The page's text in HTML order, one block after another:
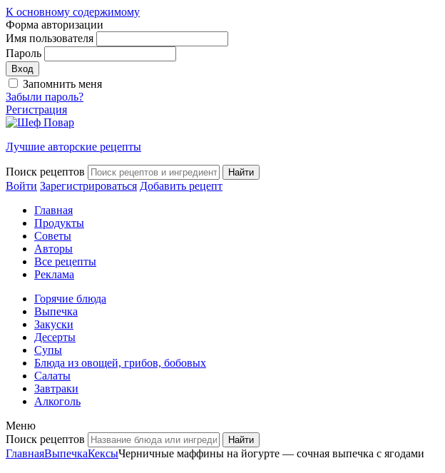
К основному содержимому
Форма авторизации
Имя пользователя
Пароль
Запомнить меня
Забыли пароль?
Регистрация
Лучшие авторские рецепты
Поиск рецептов
Войти Зарегистрироваться Добавить рецепт
Главная
Продукты
Советы
Авторы
Все рецепты
Реклама
Горячие блюда
Выпечка
Закуски
Десерты
Супы
Блюда из овощей, грибов, бобовых
Салаты
Завтраки
Алкоголь
Меню
Поиск рецептов
ГлавнаяВыпечкаКексыЧерничные маффины на йогурте — сочная выпечка с ягодами